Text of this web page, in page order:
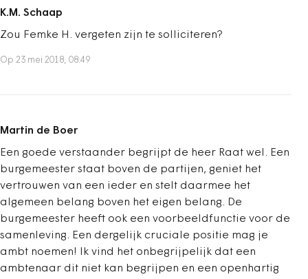
K.M. Schaap
Zou Femke H. vergeten zijn te solliciteren?
Op 23 mei 2018, 08:49
Martin de Boer
Een goede verstaander begrijpt de heer Raat wel. Een
burgemeester staat boven de partijen, geniet het
vertrouwen van een ieder en stelt daarmee het
algemeen belang boven het eigen belang. De
burgemeester heeft ook een voorbeeldfunctie voor de
samenleving. Een dergelijk cruciale positie mag je
ambt noemen! Ik vind het onbegrijpelijk dat een
ambtenaar dit niet kan begrijpen en een openhartig